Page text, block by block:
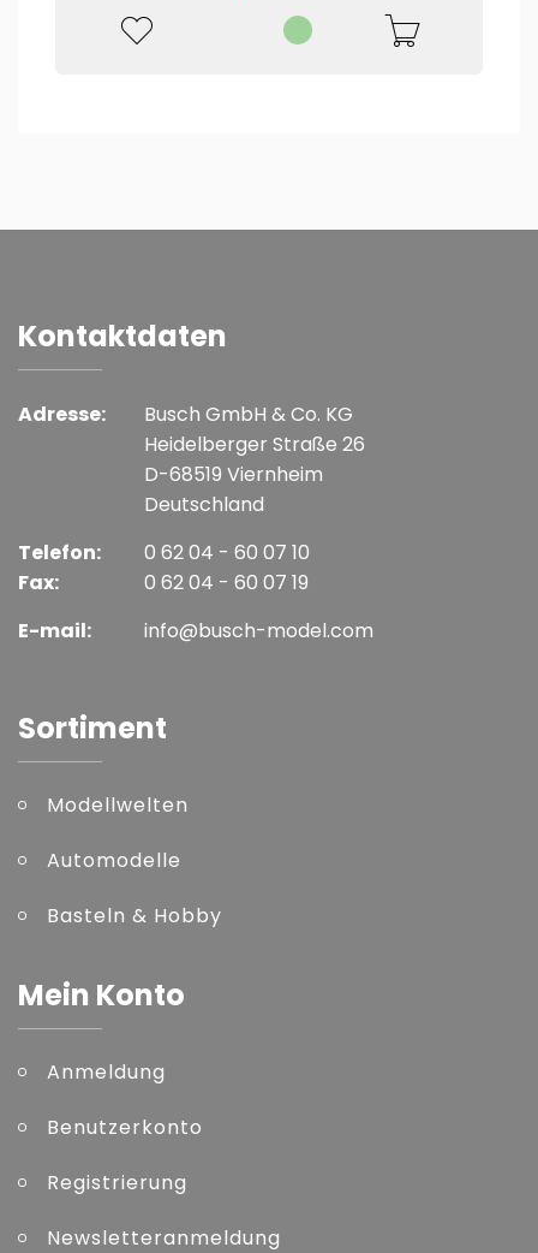
Kontaktdaten
Adresse:
Busch GmbH & Co. KG
Heidelberger Straße 26
D-68519 Viernheim
Deutschland
Telefon:
Fax:
0 62 04 - 60 07 10
0 62 04 - 60 07 19
E-mail:
info@busch-model.com
Sortiment
Modellwelten
Automodelle
Basteln & Hobby
Mein Konto
Anmeldung
Benutzerkonto
Registrierung
Newsletteranmeldung